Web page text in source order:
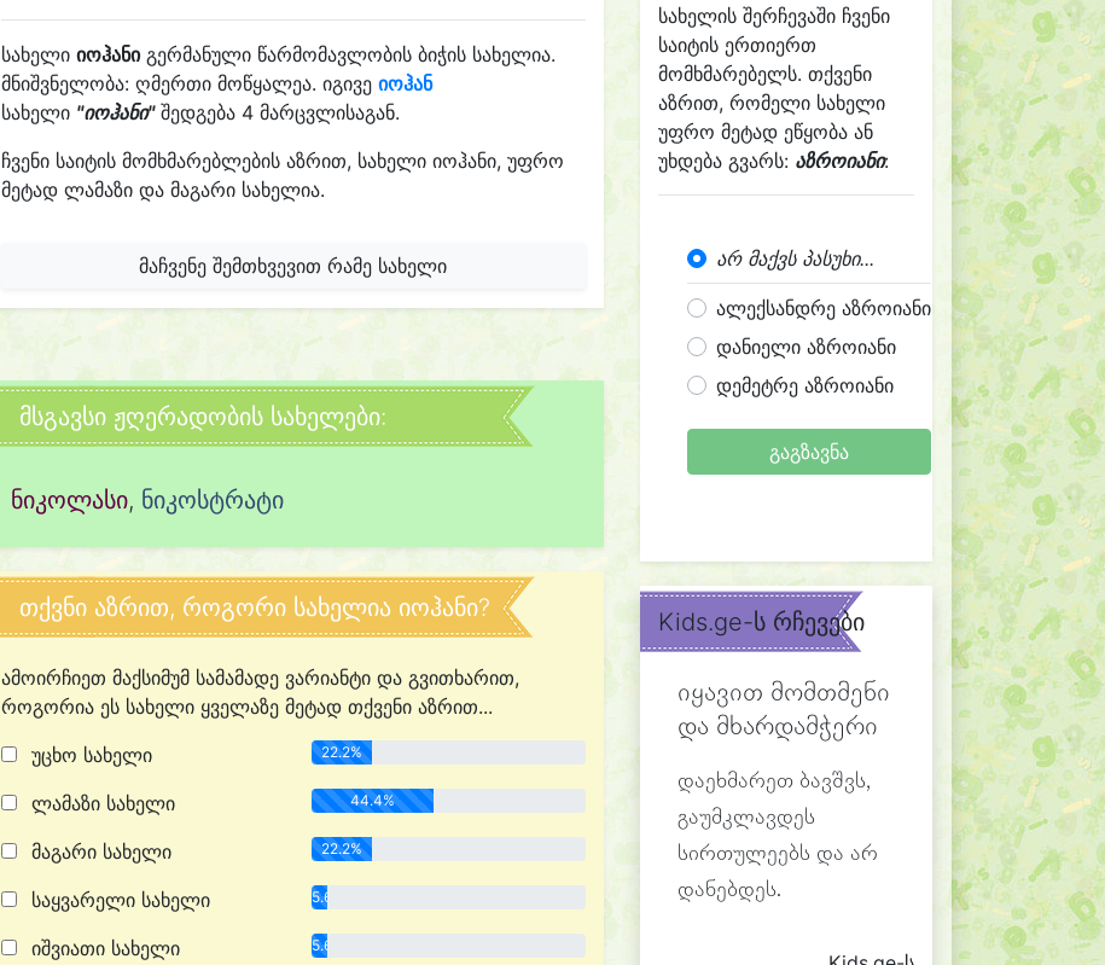
სახელი იოჰანიგერმანული წარმომავლობის ბიჭის სახელია.
მნიშვნელობა: ღმერთი მოწყალეა. იგივე იოჰან
სახელი "იოჰანი"შედგება 4 მარცვლისაგან.
ჩვენი საიტის მომხმარებლების აზრით, სახელი იოჰანი, უფრო
მეტად ლამაზი და მაგარი სახელია.
მაჩვენე შემთხვევით რამე სახელი
მსგავსი ჟღერადობის სახელები:
ნიკოლასი, ნიკოსტრატი
თქვნი აზრით, როგორი სახელია იოჰანი?
ამოირჩიეთ მაქსიმუმ სამამადე ვარიანტი და გვითხარით,
როგორია ეს სახელი ყველაზე მეტად თქვენი აზრით...
უცხო სახელი
22.2%
ლამაზი სახელი 44.4%
მაგარი სახელი 22.2%
საყვარელი სახელი 5.6%
იშვიათი სახელი 5.6%
სახელის შერჩევაში ჩვენი
საიტის ერთიერთ
მომხმარებელს. თქვენი
აზრით, რომელი სახელი
უფრო მეტად ეწყობა ან
უხდება გვარს: აზროიანი:
არ მაქვს პასუხი...
ალექსანდრე აზროიანი
დანიელი აზროიანი
დემეტრე აზროიანი
გაგზავნა
Kids.ge-ს რჩევები
იყავით მომთმენი
და მხარდამჭერი
დაეხმარეთ ბავშვს,
გაუმკლავდეს
სირთულეებს და არ
დანებდეს.